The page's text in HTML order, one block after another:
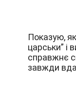
Показую,
царськи” і
справжнє
завжди